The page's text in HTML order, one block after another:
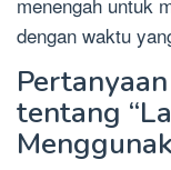
dengan waktu
tentang